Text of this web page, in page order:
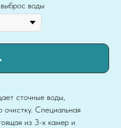
воды
сточные воды,
очистку. Специальная
из 3-х камер и